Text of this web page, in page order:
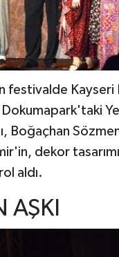
festivalde
Dokumapark'taki
Boğaçhan
dekor
aldı.
AŞKI